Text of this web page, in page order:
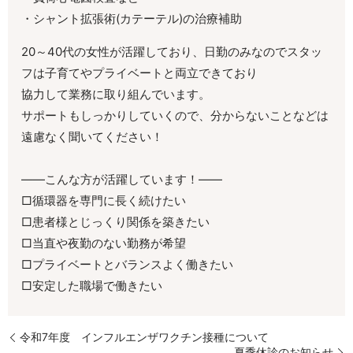
・シャント拡張術(カテーテル)の治療補助
20～ 40代の女性が活躍しており、日勤のみなのでスタッ
フは子育てやプライベートと両立できており
協力して業務に取り組んでいます。
サポートもしっかりしていくので、分からないことなどは
遠慮なく聞いてください！
――こんな方が活躍しています！――
□循環器を専門に長く続けたい
□患者様とじっくり関係を築きたい
□当直や夜勤のない勤務が希望
□プライベートとバランスよく働きたい
□安定した職場で働きたい
令和7年度 インフルエンザワクチン接種について